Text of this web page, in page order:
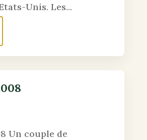
Unis. Les...
Un couple de